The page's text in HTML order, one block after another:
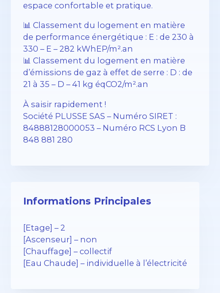
espace confortable et pratique.
📊 Classement du logement en matière
de performance énergétique : E : de 230 à
330 – E – 282 kWhEP/m².an
📊 Classement du logement en matière
d’émissions de gaz à effet de serre : D : de
21 à 35 – D – 41 kg éqCO2/m².an
À saisir rapidement !
Société PLUSSE SAS – ​​Numéro SIRET :
84888128000053 – Numéro RCS Lyon B
848 881 280
Informations Principales
[Etage] – 2
[Ascenseur] – non
[Chauffage] – collectif
[Eau Chaude] – individuelle à l’électricité